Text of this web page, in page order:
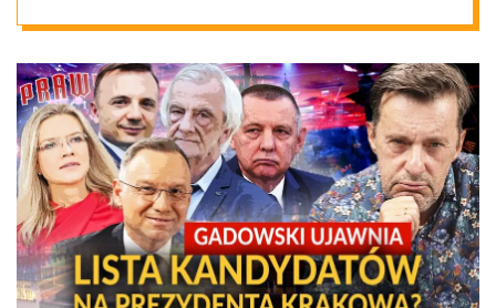
lawinę w
Polsce?